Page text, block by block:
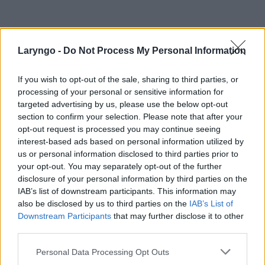
Laryngo - Do Not Process My Personal Information
If you wish to opt-out of the sale, sharing to third parties, or
processing of your personal or sensitive information for
targeted advertising by us, please use the below opt-out
section to confirm your selection. Please note that after your
opt-out request is processed you may continue seeing
interest-based ads based on personal information utilized by
us or personal information disclosed to third parties prior to
your opt-out. You may separately opt-out of the further
disclosure of your personal information by third parties on the
IAB’s list of downstream participants. This information may
also be disclosed by us to third parties on the IAB’s List of
Downstream Participants that may further disclose it to other
Personal Data Processing Opt Outs
POPULARNE PORADY
‹ ›